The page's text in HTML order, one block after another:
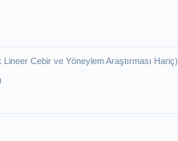
Cebir ve Yöneylem Araştırması Hariç)